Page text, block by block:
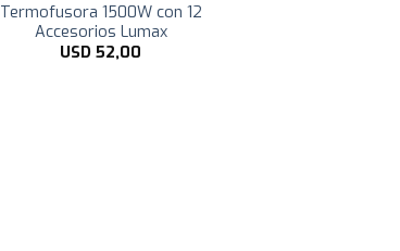
Termofusora 1500W con 12
Accesorios Lumax
USD52,00